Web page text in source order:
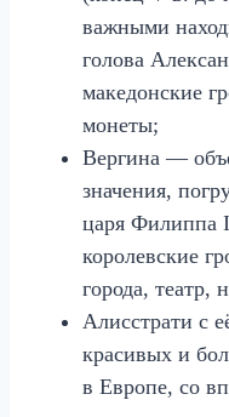
важными
голова
македонские
монеты;
Вергина —
значения,
царя Филиппа
королевские
города, театр,
Алисстрати с
красивых и
в Европе, со